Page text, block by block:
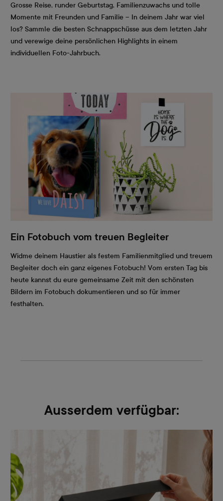
Grosse Reise, runder Geburtstag, Familienzuwachs und tolle
Momente mit Freunden und Familie – In deinem Jahr war viel
los? Sammle die besten Schnappschüsse aus dem letzten Jahr
und verewige deine persönlichen Highlights in einem
individuellen Foto-Jahrbuch.
Ein Fotobuch vom treuen Begleiter
Widme deinem Haustier als festem Familienmitglied und treuem
Begleiter doch ein ganz eigenes Fotobuch! Vom ersten Tag bis
heute kannst du eure gemeinsame Zeit mit den schönsten
Bildern im Fotobuch dokumentieren und so für immer
festhalten.
Ausserdem verfügbar: